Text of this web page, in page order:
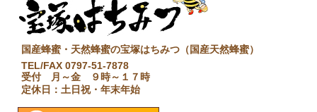
国産蜂蜜・天然蜂蜜の宝塚はちみつ（国産天然蜂蜜）
TEL/FAX 0797-51-7878
受付 月～金 ９時～１７時
定休日：土日祝・年末年始